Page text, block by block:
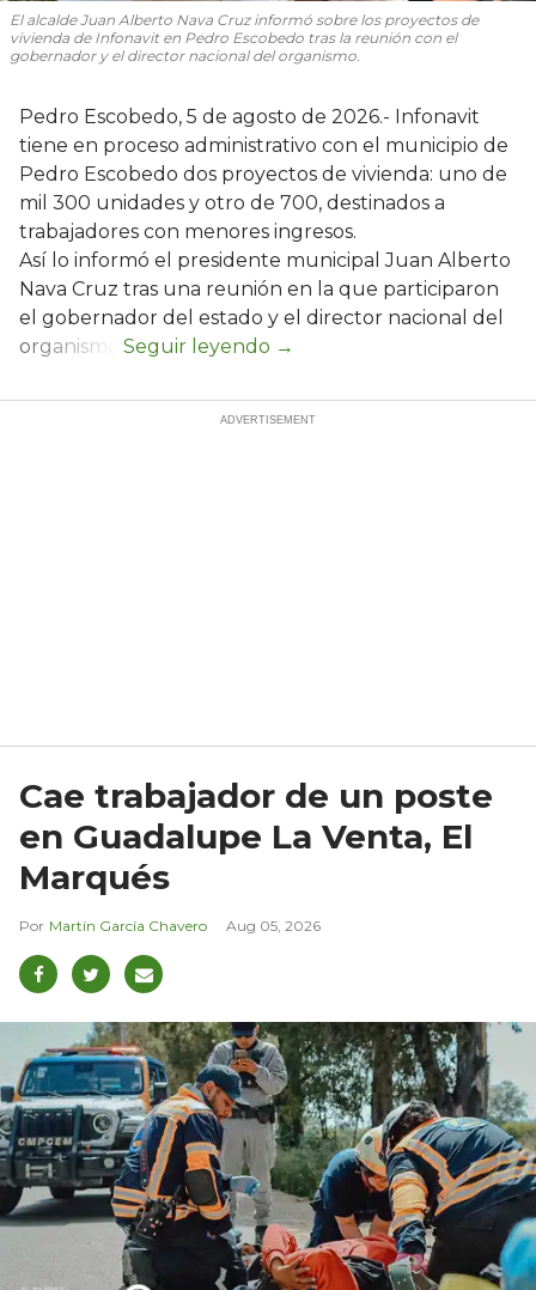
El alcalde Juan Alberto Nava Cruz informó sobre los proyectos de
vivienda de Infonavit en Pedro Escobedo tras la reunión con el
gobernador y el director nacional del organismo.
Pedro Escobedo, 5 de agosto de 2026.- Infonavit
tiene en proceso administrativo con el municipio de
Pedro Escobedo dos proyectos de vivienda: uno de
mil 300 unidades y otro de 700, destinados a
trabajadores con menores ingresos.
Así lo informó el presidente municipal Juan Alberto
Nava Cruz tras una reunión en la que participaron
el gobernador del estado y el director nacional del
organismo.
Cae trabajador de un poste
en Guadalupe La Venta, El
Marqués
Martín García Chavero Aug 05, 2026